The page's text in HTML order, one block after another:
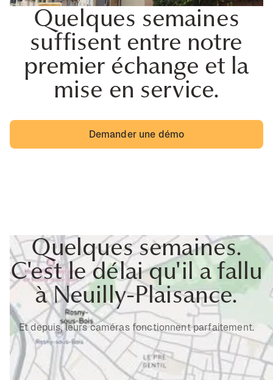
Quelques semaines
suffisent entre notre
premier échange et la
mise en service.
Demander une démo
Quelques semaines.
C'est le délai qu'il a fallu
à Neuilly-Plaisance.
Et depuis, leurs caméras fonctionnent parfaitement.